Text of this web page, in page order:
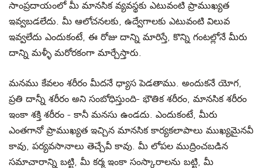
సాంప్రదాయంలో మీ మానసిక వ్యవస్థకు ఎటువంటి ప్రాముఖ్యత
ఇవ్వబడలేదు. మీ ఆలోచనలకు, ఉద్వేగాలకు ఎటువంటి విలువ
ఇవ్వలేదు ఎందుకంటే, ఈ రోజు దాన్ని మారిస్తే, కొన్ని గంటల్లోనే మీరు
దాన్ని మళ్ళీ మరోరకంగా మార్చేస్తారు.
మనము కేవలం శరీరం మీదనే ధ్యాస పెడతాము. అందుకనే యోగ,
ప్రతి దాన్నీ శరీరం అని సంబోధిస్తుంది- భౌతిక శరీరం, మానసిక శరీరం
ఇంకా శక్తి శరీరం - కానీ మనసు ఉండదు. ఎందుకంటే, మీరు
ఎంతగానో ప్రాముఖ్యత ఇచ్చిన మానసిక కార్యకలాపాలు ముఖ్యమైనవీ
కావు, పర్యవసానాలు తెచ్చేవీ కావు. మీ లోపల ముద్రించబడిన
సమాచారాన్ని బట్టి, మీ కర్మ ఇంకా సంస్కారాలను బట్టి, మీ